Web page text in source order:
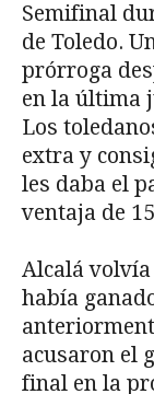
Semifinal
de Toledo.
prórroga
en la última
Los
extra y
les daba el
ventaja de
Alcalá volvía
había
acusaron el
final en la